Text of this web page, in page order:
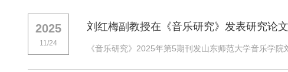
2025
11/24
刘红梅副教授在《音乐研究》发表研究论文
《音乐研究》2025年第5期刊发山东师范大学音乐学